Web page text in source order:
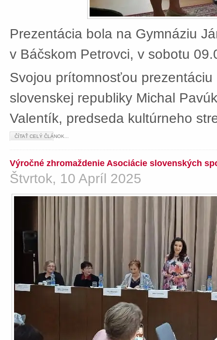
Prezentácia bola na Gymnáziu
v Báčskom Petrovci, v sobotu
Svojou prítomnosťou
slovenskej republiky Michal
Valentík, predseda kultúrneho
ČÍTAŤ CELÝ ČLÁNOK...
Výročné zhromaždenie Asociácie slovenských
Štvrtok, 10 Apríl 2025